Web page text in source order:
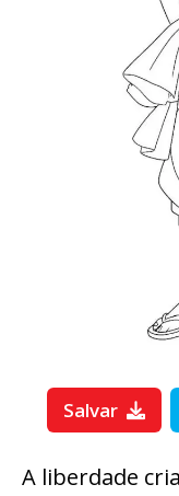
Salvar
A liberdade